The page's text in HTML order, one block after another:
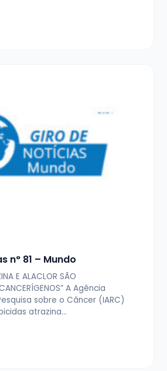
n° 81 – Mundo
E ALACLOR SÃO
A Agência
sobre o Câncer (IARC)
atrazina…